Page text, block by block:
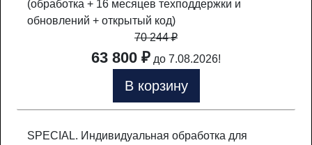
(обработка + 16 месяцев техподдержки и
обновлений + открытый код)
70 244₽
63 800 ₽ до 7.08.2026!
В корзину
SPECIAL. Индивидуальная обработка для